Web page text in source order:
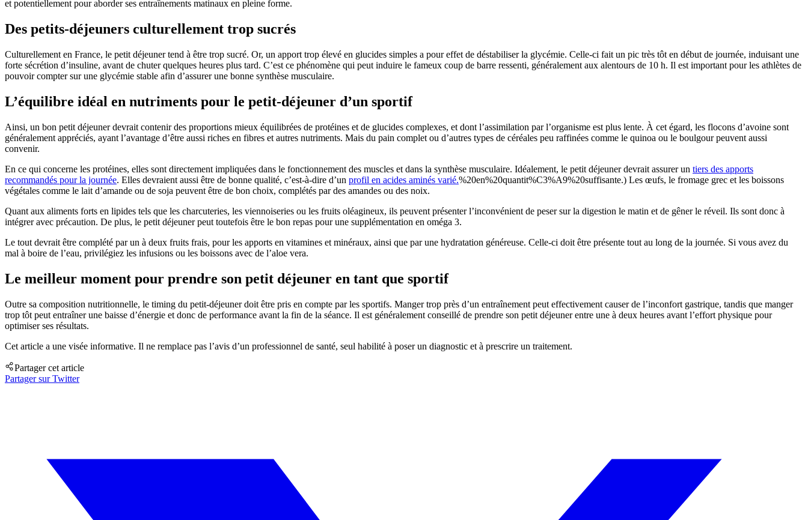
et potentiellement pour aborder ses entraînements matinaux en pleine forme.
Des petits-déjeuners culturellement trop sucrés
Culturellement en France, le petit déjeuner tend à être trop sucré. Or, un apport trop élevé en glucides simples a pour effet de déstabiliser la glycémie. Celle-ci fait un pic très tôt en début de journée, induisant une
forte sécrétion d’insuline, avant de chuter quelques heures plus tard. C’est ce phénomène qui peut induire le fameux coup de barre ressenti, généralement aux alentours de 10 h. Il est important pour les athlètes de
pouvoir compter sur une glycémie stable afin d’assurer une bonne synthèse musculaire.
L’équilibre idéal en nutriments pour le petit-déjeuner d’un sportif
Ainsi, un bon petit déjeuner devrait contenir des proportions mieux équilibrées de protéines et de glucides complexes, et dont l’assimilation par l’organisme est plus lente. À cet égard, les flocons d’avoine sont
généralement appréciés, ayant l’avantage d’être aussi riches en fibres et autres nutriments. Mais du pain complet ou d’autres types de céréales peu raffinées comme le quinoa ou le boulgour peuvent aussi
convenir.
En ce qui concerne les protéines, elles sont directement impliquées dans le fonctionnement des muscles et dans la synthèse musculaire. Idéalement, le petit déjeuner devrait assurer un tiers des apports
recommandés pour la journée. Elles devraient aussi être de bonne qualité, c’est-à-dire d’un profil en acides aminés varié.%20en%20quantit%C3%A9%20suffisante.) Les œufs, le fromage grec et les boissons
végétales comme le lait d’amande ou de soja peuvent être de bon choix, complétés par des amandes ou des noix.
Quant aux aliments forts en lipides tels que les charcuteries, les viennoiseries ou les fruits oléagineux, ils peuvent présenter l’inconvénient de peser sur la digestion le matin et de gêner le réveil. Ils sont donc à
intégrer avec précaution. De plus, le petit déjeuner peut toutefois être le bon repas pour une supplémentation en oméga 3.
Le tout devrait être complété par un à deux fruits frais, pour les apports en vitamines et minéraux, ainsi que par une hydratation généreuse. Celle-ci doit être présente tout au long de la journée. Si vous avez du
mal à boire de l’eau, privilégiez les infusions ou les boissons avec de l’aloe vera.
Le meilleur moment pour prendre son petit déjeuner en tant que sportif
Outre sa composition nutritionnelle, le timing du petit-déjeuner doit être pris en compte par les sportifs. Manger trop près d’un entraînement peut effectivement causer de l’inconfort gastrique, tandis que manger
trop tôt peut entraîner une baisse d’énergie et donc de performance avant la fin de la séance. Il est généralement conseillé de prendre son petit déjeuner entre une à deux heures avant l’effort physique pour
optimiser ses résultats.
Cet article a une visée informative. Il ne remplace pas l’avis d’un professionnel de santé, seul habilité à poser un diagnostic et à prescrire un traitement.
Partager cet article
Partager sur Twitter